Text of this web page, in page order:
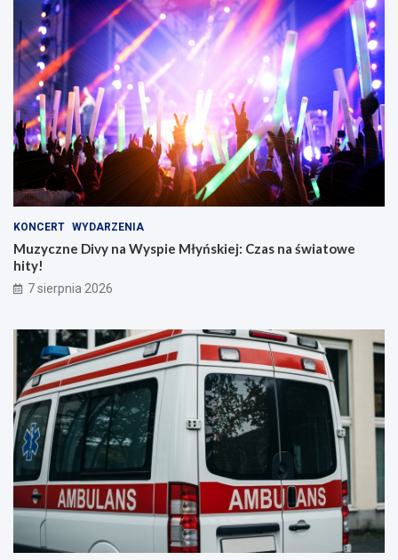
KONCERT WYDARZENIA
Muzyczne Divy na Wyspie Młyńskiej: Czas na światowe
hity!
7 sierpnia 2026